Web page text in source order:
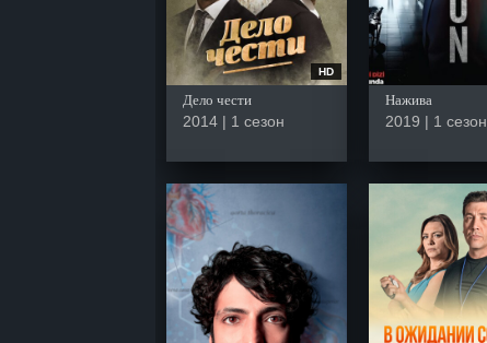
HD
Дело чести
2014 | 1 сезон
Нажива
2019 | 1 сезон